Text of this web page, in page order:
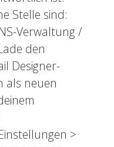
Stelle sind:
Verwaltung /
den
Designer-
als neuen
>